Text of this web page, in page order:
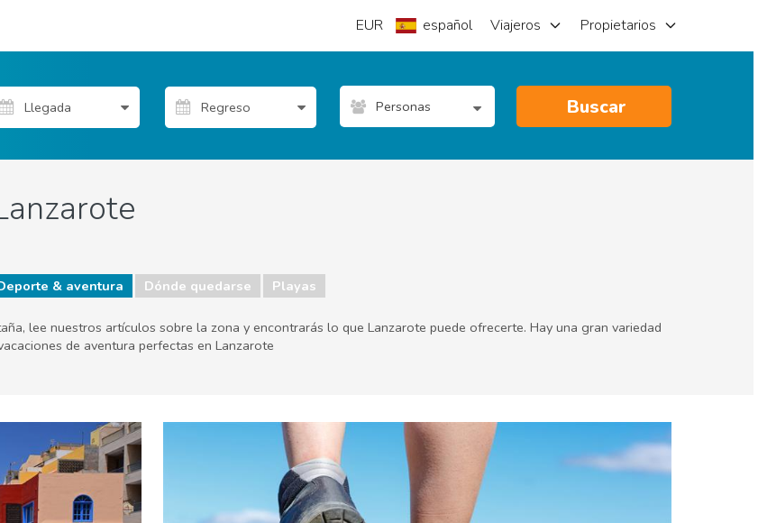
EUR español Viajeros Propietarios
Personas Buscar
& aventura Dónde quedarse Playas
lee nuestros artículos sobre la zona y encontrarás lo que Lanzarote puede ofrecerte. Hay una gran variedad
de aventura perfectas en Lanzarote
& aventura Dónde quedarse Museos & Arte Naturaleza & aire libre